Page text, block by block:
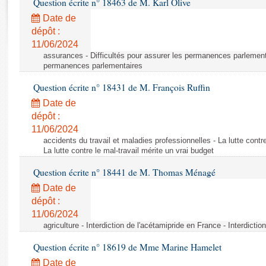
Rapports d'enquête
Rapports législatifs
Rapports sur l'application des lois
Baromètre de l’application des lois
Budget et sécurité sociale
Questions écrites et orales
Comptes rendus des débats
Question écrite n° 18463 de M. Karl Olive
Date de
dépôt :
11/06/2024
assurances - Difficultés pour assurer les permanences
permanences parlementaires
Question écrite n° 18431 de M. François Ruffin
Date de
dépôt :
11/06/2024
accidents du travail et maladies professionnelles - La lutte
La lutte contre le mal-travail mérite un vrai budget
Question écrite n° 18441 de M. Thomas Ménagé
Date de
dépôt :
11/06/2024
agriculture - Interdiction de l'acétamipride en France -
Question écrite n° 18619 de Mme Marine Hamelet
Date de